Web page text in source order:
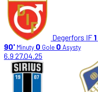
Degerfors IF 1
90' Minuty 0 Gole 0 Asysty
6.9 27.04.25